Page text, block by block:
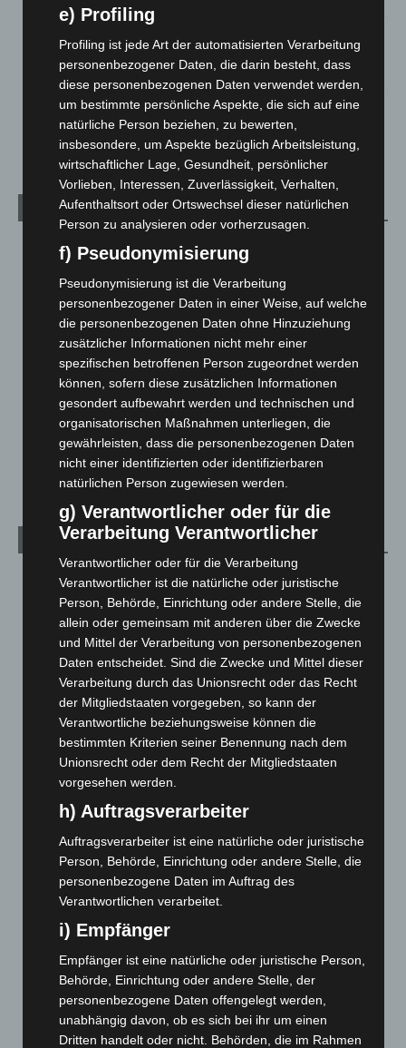
Zeugen
5. August 2026
Celle: Mensch stirbt bei Bagger-Unfall auf Baustelle
Kategorien
Blaulicht
Corona-News
Hannover und Region
5.039
Langenhagen und Ortsteile
3.252
Leserbriefe
Menschen
Über uns
Veranstaltungen
1.888
Archiv
August 2026(14)
Juli 2026(73)
Juni 2026 (139)
Mai 2026(99)
April 2026(99)
März 2026 (115)
Februar 2026(109)
Januar 2026(122)
November 2025
(114)
Oktober 2025(112)
September 2025(93)
August 2025(90)
Juli 2025(90)
Juni 2025(103)
Mai 2025(112)
April 2025(88)
März 2025(111)
e) Profiling
Profiling ist jede Art der automatisierten Verarbeitung
personenbezogener Daten, die darin besteht, dass
diese personenbezogenen Daten verwendet werden,
um bestimmte persönliche Aspekte, die sich auf eine
natürliche Person beziehen, zu bewerten,
insbesondere, um Aspekte bezüglich Arbeitsleistung,
wirtschaftlicher Lage, Gesundheit, persönlicher
Vorlieben, Interessen, Zuverlässigkeit, Verhalten,
Aufenthaltsort oder Ortswechsel dieser natürlichen
Person zu analysieren oder vorherzusagen.
f) Pseudonymisierung
Pseudonymisierung ist die Verarbeitung
personenbezogener Daten in einer Weise, auf welche
die personenbezogenen Daten ohne Hinzuziehung
zusätzlicher Informationen nicht mehr einer
spezifischen betroffenen Person zugeordnet werden
können, sofern diese zusätzlichen Informationen
gesondert aufbewahrt werden und technischen und
organisatorischen Maßnahmen unterliegen, die
gewährleisten, dass die personenbezogenen Daten
nicht einer identifizierten oder identifizierbaren
natürlichen Person zugewiesen werden.
g) Verantwortlicher oder für die
Verarbeitung Verantwortlicher
Verantwortlicher oder für die Verarbeitung
Verantwortlicher ist die natürliche oder juristische
Person, Behörde, Einrichtung oder andere Stelle, die
allein oder gemeinsam mit anderen über die Zwecke
und Mittel der Verarbeitung von personenbezogenen
Daten entscheidet. Sind die Zwecke und Mittel dieser
Verarbeitung durch das Unionsrecht oder das Recht
der Mitgliedstaaten vorgegeben, so kann der
Verantwortliche beziehungsweise können die
bestimmten Kriterien seiner Benennung nach dem
Unionsrecht oder dem Recht der Mitgliedstaaten
vorgesehen werden.
h) Auftragsverarbeiter
Auftragsverarbeiter ist eine natürliche oder juristische
Person, Behörde, Einrichtung oder andere Stelle, die
personenbezogene Daten im Auftrag des
Verantwortlichen verarbeitet.
i) Empfänger
Empfänger ist eine natürliche oder juristische Person,
Behörde, Einrichtung oder andere Stelle, der
personenbezogene Daten offengelegt werden,
unabhängig davon, ob es sich bei ihr um einen
Dritten handelt oder nicht. Behörden, die im Rahmen